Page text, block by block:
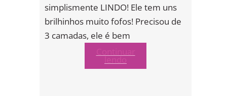
simplismente LINDO! Ele tem uns
brilhinhos muito fofos! Precisou de
3 camadas, ele é bem
lendo